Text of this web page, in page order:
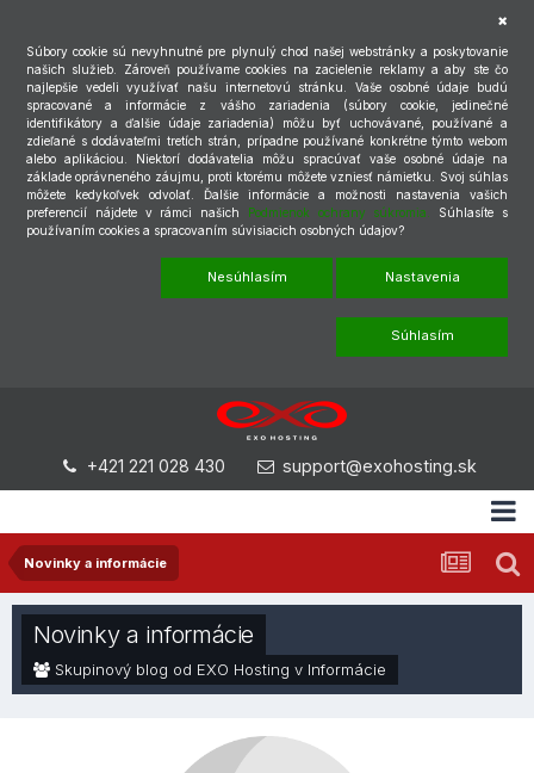
Súbory cookie sú nevyhnutné pre plynulý chod našej webstránky a poskytovanie
našich služieb. Zároveň používame cookies na zacielenie reklamy a aby ste čo
najlepšie vedeli využívať našu internetovú stránku. Vaše osobné údaje budú
spracované a informácie z vášho zariadenia (súbory cookie, jedinečné
identifikátory a ďalšie údaje zariadenia) môžu byť uchovávané, používané a
zdieľané s dodávateľmi tretích strán, prípadne používané konkrétne týmto webom
alebo aplikáciou. Niektorí dodávatelia môžu spracúvať vaše osobné údaje na
základe oprávneného záujmu, proti ktorému môžete vzniesť námietku. Svoj súhlas
môžete kedykoľvek odvolať. Ďalšie informácie a možnosti nastavenia vašich
preferencií nájdete v rámci našich Podmienok ochrany súkromia.
Súhlasíte s
používaním cookies a spracovaním súvisiacich osobných údajov?
Nesúhlasím Nastavenia
Súhlasím
+421 221 028 430 support@exohosting.sk
Novinky a informácie
Novinky a informácie
Skupinový blog od EXO Hosting v Informácie